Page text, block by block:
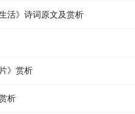
活》诗词原文及赏析
》赏析
析